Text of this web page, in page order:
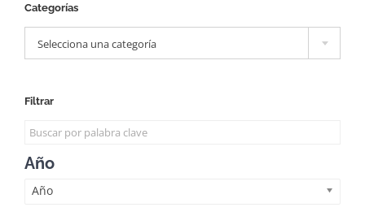
Categorías
Selecciona una categoría
Filtrar
Año
Año